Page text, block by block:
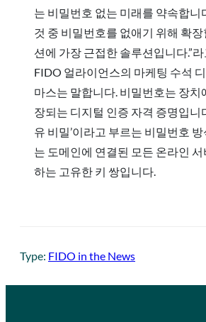
는 비밀번호 없는 미래를 약속합니
것 중 비밀번호를 없애기 위해 확
션에 가장 근접한 솔루션입니다.”
FIDO 얼라이언스의 마케팅 수석
마스는 말합니다. 비밀번호는 장치
장되는 디지털 인증 자격 증명입니
유 비밀’이라고 부르는 비밀번호
는 도메인에 연결된 모든 온라인
하는 고유한 키 쌍입니다.
Type: FIDO in the News